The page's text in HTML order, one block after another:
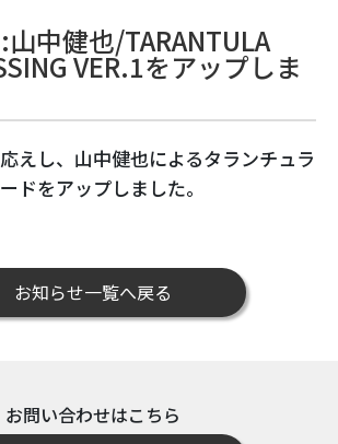
中健也/TARANTULA
VER.1をアップしま
えし、山中健也によるタランチュラ
ドをアップしました。
お知らせ一覧へ戻る
お問い合わせはこちら